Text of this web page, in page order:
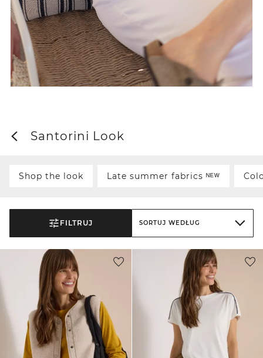
Santorini Look
Shop the look Late summer fabrics ᴺᴱᵂ
FILTRUJ SORTUJ WEDŁUG